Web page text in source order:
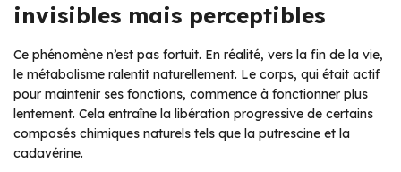
invisibles mais perceptibles
Ce phénomène n’est pas fortuit. En réalité, vers la fin de la vie,
le métabolisme ralentit naturellement. Le corps, qui était actif
pour maintenir ses fonctions, commence à fonctionner plus
lentement. Cela entraîne la libération progressive de certains
composés chimiques naturels tels que la putrescine et la
cadavérine.